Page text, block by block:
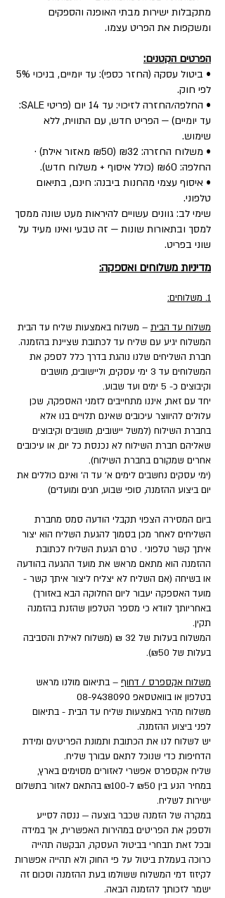
מתקבלות ישירות מבתי האופנה והספקים
ומשקפות את הפריט עצמו.
הפרטים הקטנים:
• ביטול עסקה (החזר כספי): עד יומיים, בניכוי 5%
לפי חוק.
• החלפה/החזרה לזיכוי: עד 14 יום (פריטי SALE:
עד יומיים) — הפריט חדש, עם התווית, ללא
שימוש.
• משלוח החזרה: ₪32 (₪50 מאזור אילת) ·
החלפה: ₪60 (כולל איסוף + משלוח חדש).
• איסוף עצמי מהחנות ביבנה: חינם, בתיאום
טלפוני.
שימי לב: גוונים עשויים להיראות מעט שונה ממסך
למסך ובתאורות שונות — זה טבעי ואינו מעיד על
שוני בפריט.
מדיניות משלוחים ואספקה:
1. משלוחים:
משלוח עד הבית – משלוח באמצעות שליח עד הבית
המשלוח יגיע עם שליח עד לכתובת שציינת בהזמנה.
חברת השליחים שלנו נוהגת בדרך כלל לספק את
המשלוחים עד 3 ימי עסקים, וליישובים, מושבים
וקיבוצים כ- 5 ימים ועד שבוע.
יחד עם זאת, איננו מתחייבים לזמני האספקה, שכן
עלולים להיווצר עיכובים שאינם תלויים בנו אלא
בחברת השילוח (למשל יישובים, מושבים וקיבוצים
שאליהם חברת השילוח לא נכנסת כל יום, או עיכובים
אחרים שמקורם בחברת השילוח).
(ימי עסקים נחשבים לימים א' עד ה' ואינם כוללים את
יום ביצוע ההזמנה, סופי שבוע, חגים ומועדים)
ביום המסירה הצפוי תקבלי הודעה סמס מחברת
השליחים לאחר מכן בסמוך להגעת השליח הוא יצור
איתך קשר טלפוני . טרם הגעת השליח לכתובת
ההזמנה הוא מתאם מראש את מועד ההגעה בהודעה
או בשיחה (אם השליח לא יצליח ליצור איתך קשר -
מועד האספקה יעבור ליום החלוקה הבא באזורך)
באחריותך לוודא כי מספר הטלפון שהזנת בהזמנה
תקין.
המשלוח בעלות של 32 ₪ (משלוח לאילת והסביבה
בעלות של ₪50).
משלוח אקספרס / דחוף – בתיאום מולנו מראש
בטלפון או בוואטסאפ 08-9438090
משלוח מהיר באמצעות שליח עד הבית - בתיאום
לפני ביצוע ההזמנה.
יש לשלוח לנו את הכתובת ותמונת הפריט/ים ומידת
הדחיפות כדי שנוכל לתאם עבורך שליח.
שליח אקספרס אפשרי לאזורים מסוימים בארץ,
במחיר הנע בין ₪50 ל-₪100 בהתאם לאזור בתשלום
ישירות לשליח.
במקרה של הזמנה שכבר בוצעה — ננסה לסייע
ולספק את הפריטים במהירות האפשרית, אך במידה
ובכל זאת תבחרי בביטול העסקה, הבקשה תהייה
כרוכה בעמלת ביטול על פי החוק ולא תהייה אפשרות
לקיזוז דמי המשלוח ששולמו בעת ההזמנה וסכום זה
ישמר לזכותך להזמנה הבאה.